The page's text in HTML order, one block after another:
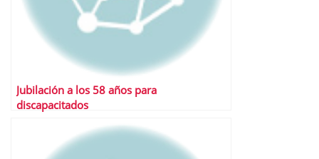
Jubilación a los 58 años para
discapacitados